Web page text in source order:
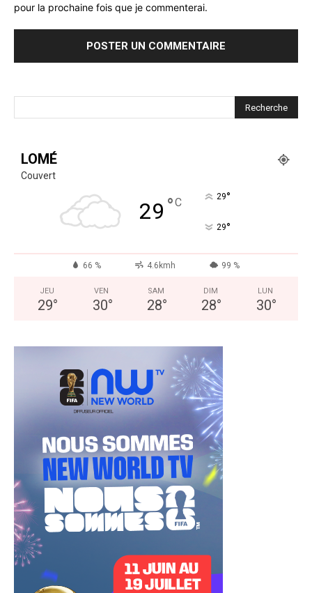
pour la prochaine fois que je commenterai.
LOMÉ
Couvert
29 °C 29°
29°
66 % 4.6kmh 99 %
JEU
29°
VEN
30°
SAM
28°
DIM
28°
LUN
30°